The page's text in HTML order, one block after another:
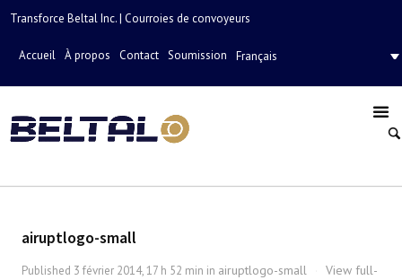
Transforce Beltal Inc. | Courroies de convoyeurs
Accueil À propos Contact Soumission Français
airuptlogo-small
Published 3 février 2014, 17 h 52 min in airuptlogo-small
View full-